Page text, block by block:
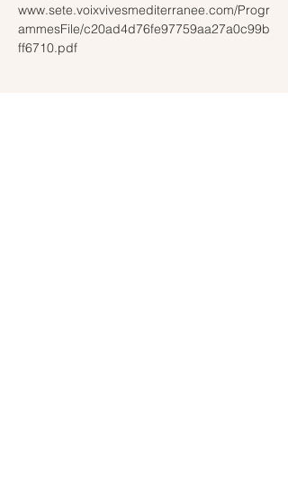
www.sete.voixvivesmediterranee.com/Progr
ammesFile/c20ad4d76fe97759aa27a0c99b
ff6710.pdf